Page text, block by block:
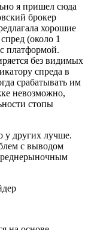
я пришел сюда
брокер
хорошие
(около 1
платформой.
без видимых
спреда в
срабатывать им
невозможно,
стопы
других лучше.
с выводом